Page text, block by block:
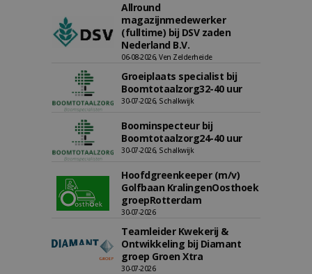
Allround
magazijnmedewerker
(fulltime) bij DSV zaden
Nederland B.V.
06-08-2026, Ven Zelderheide
Groeiplaats specialist bij
Boomtotaalzorg32-40 uur
30-07-2026, Schalkwijk
Boominspecteur bij
Boomtotaalzorg24-40 uur
30-07-2026, Schalkwijk
Hoofdgreenkeeper (m/v)
Golfbaan KralingenOosthoek
groepRotterdam
30-07-2026
Teamleider Kwekerij &
Ontwikkeling bij Diamant
groep Groen Xtra
30-07-2026